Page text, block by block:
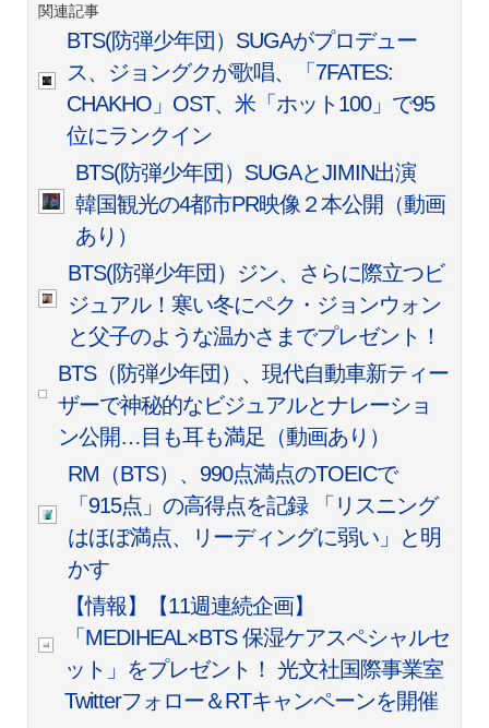
関連記事
BTS(防弾少年団）SUGAがプロデュー
ス、ジョングクが歌唱、「7FATES:
CHAKHO」OST、米「ホット100」で95
位にランクイン
BTS(防弾少年団）SUGAとJIMIN出演
韓国観光の4都市PR映像２本公開（動画
あり）
BTS(防弾少年団）ジン、さらに際立つビ
ジュアル！寒い冬にペク・ジョンウォン
と父子のような温かさまでプレゼント！
BTS（防弾少年団）、現代自動車新ティー
ザーで神秘的なビジュアルとナレーショ
ン公開…目も耳も満足（動画あり）
RM（BTS）、990点満点のTOEICで
「915点」の高得点を記録 「リスニング
はほぼ満点、リーディングに弱い」と明
かす
【情報】【11週連続企画】
「MEDIHEAL×BTS 保湿ケアスペシャルセ
ット」をプレゼント！ 光文社国際事業室
Twitterフォロー＆RTキャンペーンを開催